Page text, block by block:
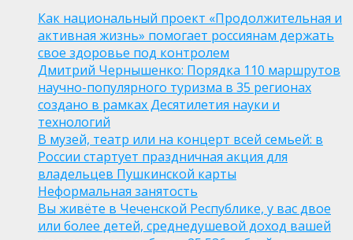
Как национальный проект «Продолжительная и
активная жизнь» помогает россиянам держать
свое здоровье под контролем
Дмитрий Чернышенко: Порядка 110 маршрутов
научно-популярного туризма в 35 регионах
создано в рамках Десятилетия науки и
технологий
В музей, театр или на концерт всей семьей: в
России стартует праздничная акция для
владельцев Пушкинской карты
Неформальная занятость
Вы живёте в Чеченской Республике, у вас двое
или более детей, среднедушевой доход вашей